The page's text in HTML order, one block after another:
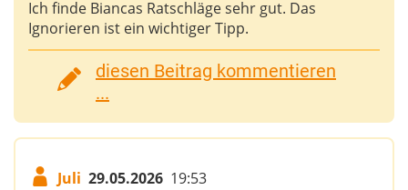
Ich finde Biancas Ratschläge sehr gut. Das
Ignorieren ist ein wichtiger Tipp.
diesen Beitrag kommentieren
...
Juli 29.05.2026 19:53